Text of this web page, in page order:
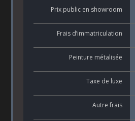
Prix public en showroom
Frais d’immatriculation
Peinture métalisée
Taxe de luxe
Autre frais